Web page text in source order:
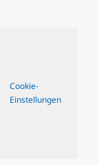
Cookie-
Einstellungen